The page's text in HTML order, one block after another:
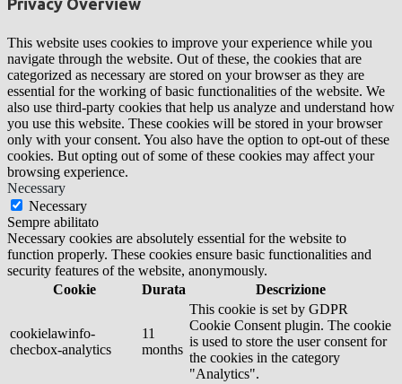
This website uses cookies to improve your experience while you
navigate through the website. Out of these, the cookies that are
categorized as necessary are stored on your browser as they are
essential for the working of basic functionalities of the website. We
also use third-party cookies that help us analyze and understand how
you use this website. These cookies will be stored in your browser
only with your consent. You also have the option to opt-out of these
cookies. But opting out of some of these cookies may affect your
browsing experience.
Necessary
Necessary
Sempre abilitato
Necessary cookies are absolutely essential for the website to
function properly. These cookies ensure basic functionalities and
security features of the website, anonymously.
Cookie
Durata Descrizione
cookielawinfo-
checbox-analytics
11
months
This cookie is set by GDPR
Cookie Consent plugin. The cookie
is used to store the user consent for
the cookies in the category
"Analytics".